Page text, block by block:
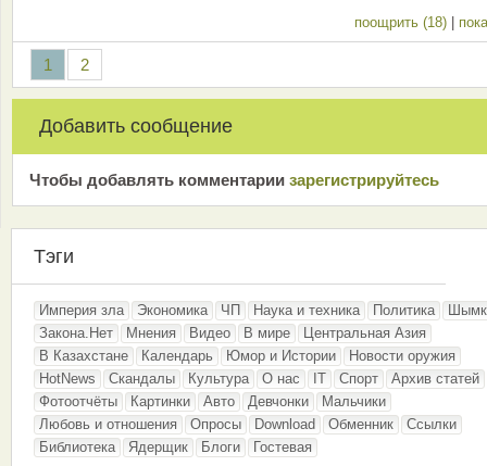
поощрить (18) |
1 2
Добавить сообщение
Чтобы добавлять комментарии зарeгиcтрирyйтeсь
Тэги
Империя зла Экономика ЧП Наука и техника Политика
Закона.Нет
Мнения Видео В мире
Центральная Азия
В Казахстане
Календарь Юмор и Истории
Новости оружия
HotNews
Скандалы Культура О нас IT Спорт
Архив статей
Фотоотчёты
Картинки Авто Девчонки
Мальчики
Любовь и отношения
Опросы Download Обменник
Ссылки
Библиотека
Ядерщик Блоги Гостевая